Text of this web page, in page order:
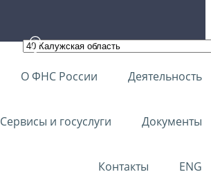
О ФНС России Деятельность
Сервисы и госуслуги Документы
Контакты ENG